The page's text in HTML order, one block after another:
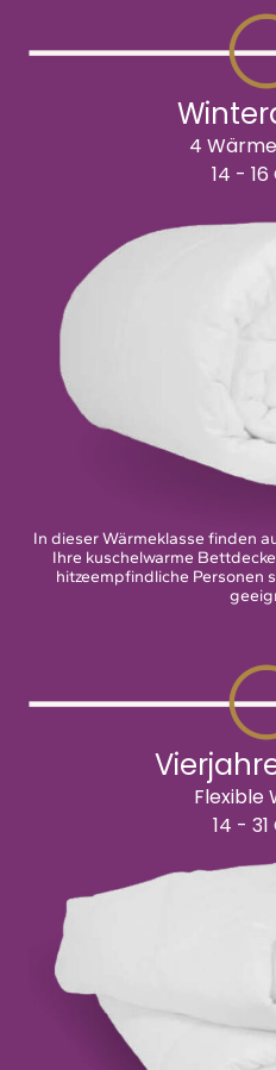
4
14 -
In dieser Wärmeklasse finden
Ihre kuschelwarme
hitzeempfindliche Personen
Flexible
14 -